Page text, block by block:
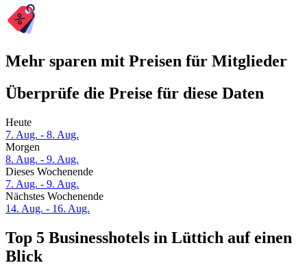
Mehr sparen mit Preisen für Mitglieder
Überprüfe die Preise für diese Daten
Heute
7. Aug. - 8. Aug.
Morgen
8. Aug. - 9. Aug.
Dieses Wochenende
7. Aug. - 9. Aug.
Nächstes Wochenende
14. Aug. - 16. Aug.
Top 5 Businesshotels in Lüttich auf einen
Blick